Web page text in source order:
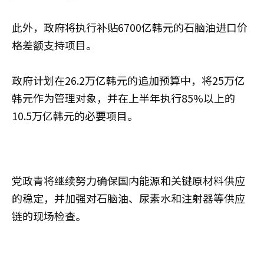
此外，政府将执行补贴6700亿韩元的石脑油进口价
格差额支持项目。
政府计划在26.2万亿韩元的追加预算中，将25万亿
韩元作为管理对象，并在上半年执行85%以上的
10.5万亿韩元的必要项目。
党政青将继续努力确保国内能源和关键原材料供应
的稳定，并加强对石脑油、尿素水和注射器等供应
链的现场检查。